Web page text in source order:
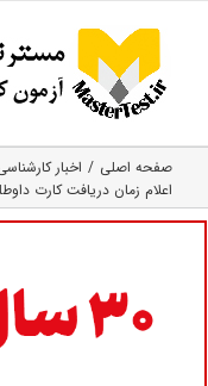
content
صفحه اصلی
اخبار
اعلام زمان دریافت کارت